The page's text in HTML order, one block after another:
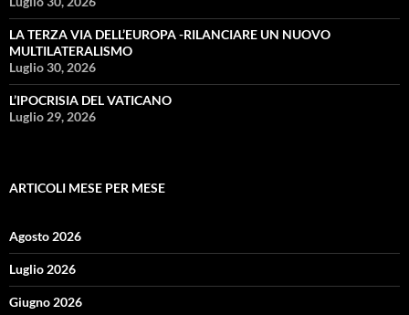
LA TERZA VIA DELL’EUROPA -RILANCIARE UN NUOVO
MULTILATERALISMO
Luglio 30, 2026
L’IPOCRISIA DEL VATICANO
Luglio 29, 2026
ARTICOLI MESE PER MESE
Agosto 2026
Luglio 2026
Giugno 2026